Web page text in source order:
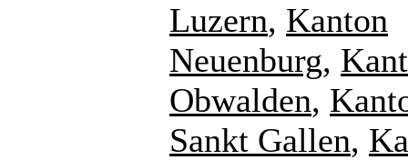
Luzern, Kanton
Neuenburg,
Obwalden,
Sankt Gallen,